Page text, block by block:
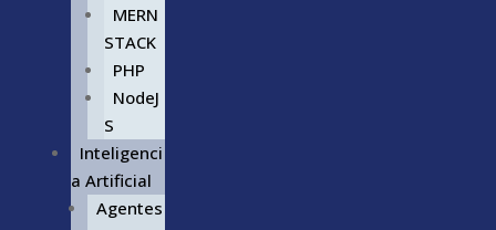
MERN
STACK
PHP
NodeJ
S
Inteligenci
a Artificial
Agentes